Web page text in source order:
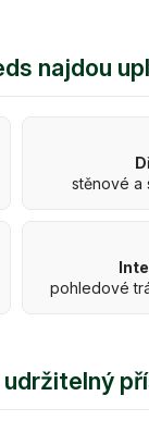
najdou
stěnové a
pohledové